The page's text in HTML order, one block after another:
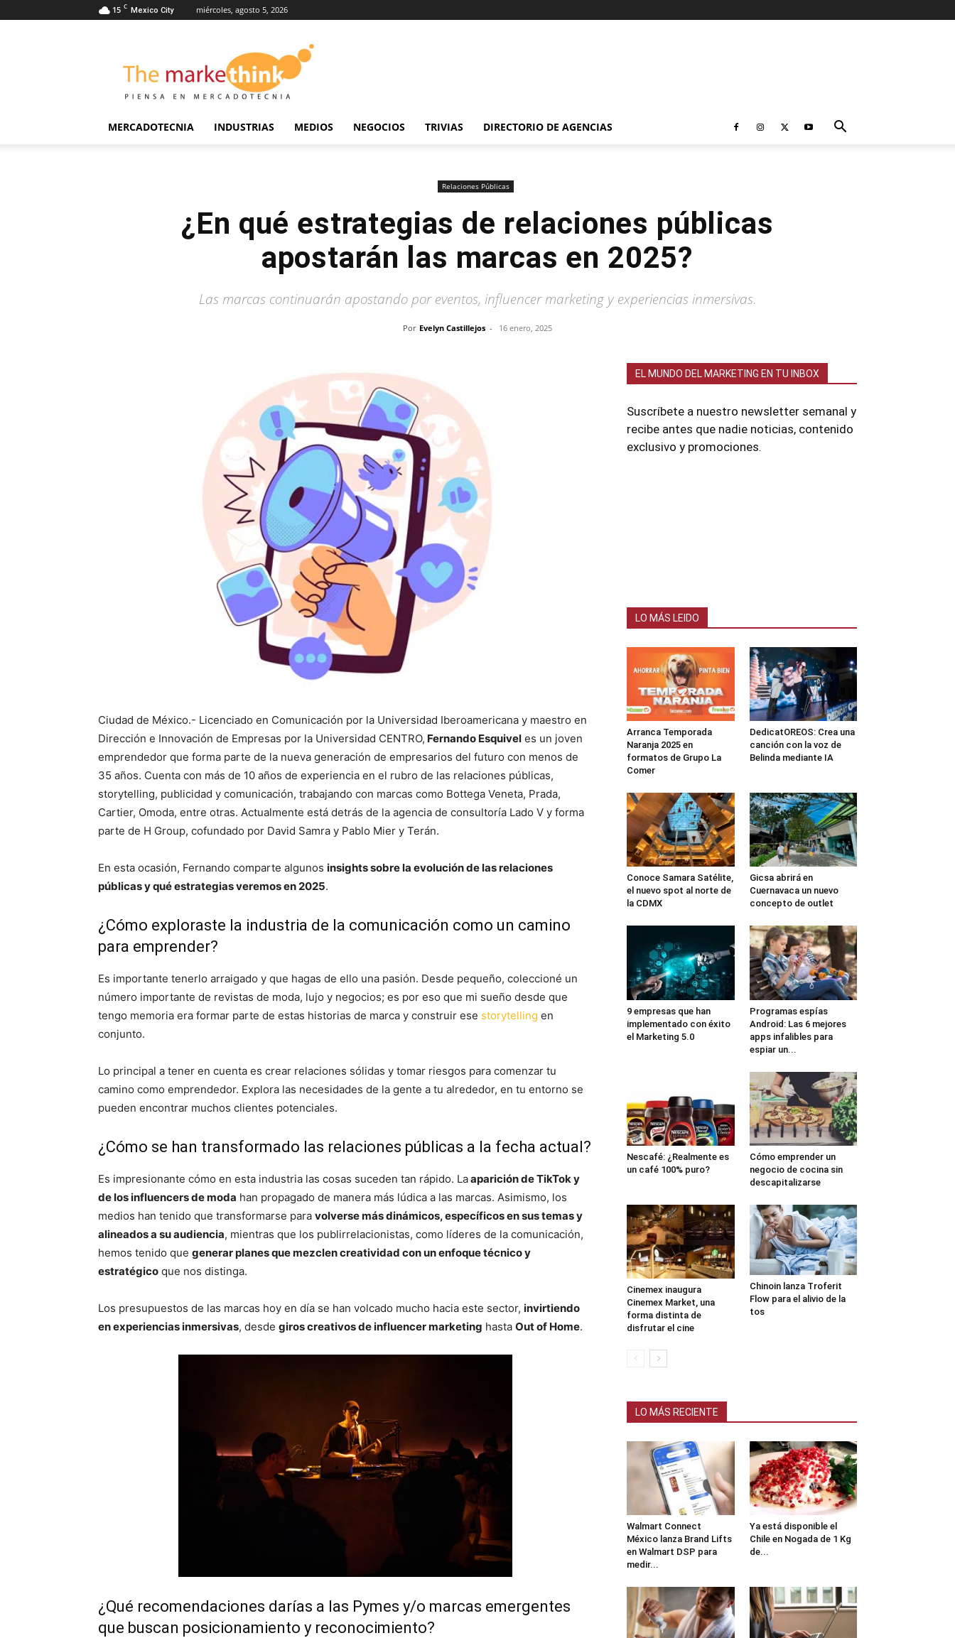
15 C Mexico City miércoles, agosto 5, 2026
Markethink
MERCADOTECNIA INDUSTRIAS MEDIOS NEGOCIOS TRIVIAS DIRECTORIO DE AGENCIAS
Relaciones Públicas
¿En qué estrategias de relaciones públicas
apostarán las marcas en 2025?
Las marcas continuarán apostando por eventos, influencer marketing y experiencias inmersivas.
Por Evelyn Castillejos - 16 enero, 2025
Ciudad de México.- Licenciado en Comunicación por la Universidad Iberoamericana y maestro en
Dirección e Innovación de Empresas por la Universidad CENTRO, Fernando Esquivel es un joven
emprendedor que forma parte de la nueva generación de empresarios del futuro con menos de
35 años. Cuenta con más de 10 años de experiencia en el rubro de las relaciones públicas,
storytelling, publicidad y comunicación, trabajando con marcas como Bottega Veneta, Prada,
Cartier, Omoda, entre otras. Actualmente está detrás de la agencia de consultoría Lado V y forma
parte de H Group, cofundado por David Samra y Pablo Mier y Terán.
En esta ocasión, Fernando comparte algunos insights sobre la evolución de las relaciones
públicas y qué estrategias veremos en 2025.
¿Cómo exploraste la industria de la comunicación como un camino
para emprender?
Es importante tenerlo arraigado y que hagas de ello una pasión. Desde pequeño, coleccioné un
número importante de revistas de moda, lujo y negocios; es por eso que mi sueño desde que
tengo memoria era formar parte de estas historias de marca y construir ese storytelling en
conjunto.
Lo principal a tener en cuenta es crear relaciones sólidas y tomar riesgos para comenzar tu
camino como emprendedor. Explora las necesidades de la gente a tu alrededor, en tu entorno se
pueden encontrar muchos clientes potenciales.
¿Cómo se han transformado las relaciones públicas a la fecha actual?
Es impresionante cómo en esta industria las cosas suceden tan rápido. Laaparición de TikTok y
de los influencers de moda han propagado de manera más lúdica a las marcas. Asimismo, los
medios han tenido que transformarse para volverse más dinámicos, específicos en sus temas y
alineados a su audiencia, mientras que los publirrelacionistas, como líderes de la comunicación,
hemos tenido que generar planes que mezclen creatividad con un enfoque técnico y
estratégico que nos distinga.
Los presupuestos de las marcas hoy en día se han volcado mucho hacia este sector, invirtiendo
en experiencias inmersivas, desde giros creativos de influencer marketing hasta Out of Home.
¿Qué recomendaciones darías a las Pymes y/o marcas emergentes
que buscan posicionamiento y reconocimiento?
EL MUNDO DEL MARKETING EN TU INBOX
Suscríbete a nuestro newsletter semanal y
recibe antes que nadie noticias, contenido
exclusivo y promociones.
LO MÁS LEIDO
Arranca Temporada
Naranja 2025 en
formatos de Grupo La
Comer
DedicatOREOS: Crea una
canción con la voz de
Belinda mediante IA
Conoce Samara Satélite,
el nuevo spot al norte de
la CDMX
Gicsa abrirá en
Cuernavaca un nuevo
concepto de outlet
9 empresas que han
implementado con éxito
el Marketing 5.0
Programas espías
Android: Las 6 mejores
apps infalibles para
espiar un...
Nescafé: ¿Realmente es
un café 100% puro?
Cómo emprender un
negocio de cocina sin
descapitalizarse
Cinemex inaugura
Cinemex Market, una
forma distinta de
disfrutar el cine
Chinoin lanza Troferit
Flow para el alivio de la
tos
LO MÁS RECIENTE
Walmart Connect
México lanza Brand Lifts
en Walmart DSP para
medir...
Ya está disponible el
Chile en Nogada de 1 Kg
de...